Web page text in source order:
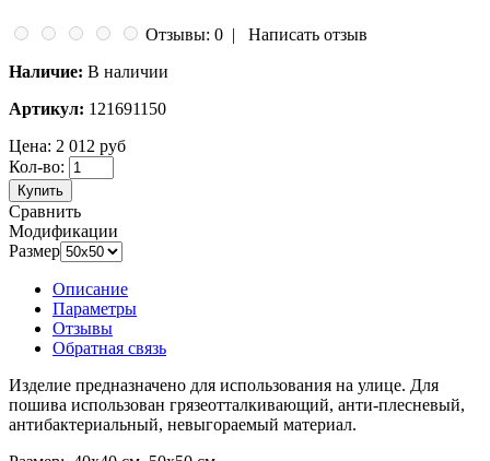
Отзывы: 0 | Написать отзыв
Наличие: В наличии
Артикул: 121691150
Цена: 2 012 руб
Кол-во:
Купить
Сравнить
Модификации
Размер
Описание
Параметры
Отзывы
Обратная связь
Изделие предназначено для использования на улице. Для
пошива использован грязеотталкивающий, анти-плесневый,
антибактериальный, невыгораемый материал.